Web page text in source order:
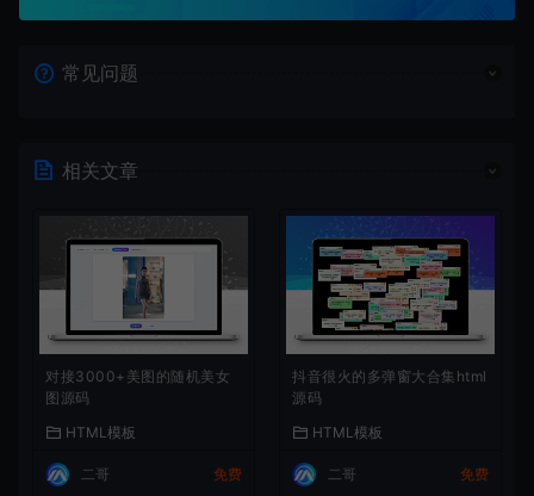
常见问题
相关文章
对接3000+美图的随机美女
图源码
HTML模板
二哥 免费
抖音很火的多弹窗大合集html
源码
HTML模板
二哥 免费